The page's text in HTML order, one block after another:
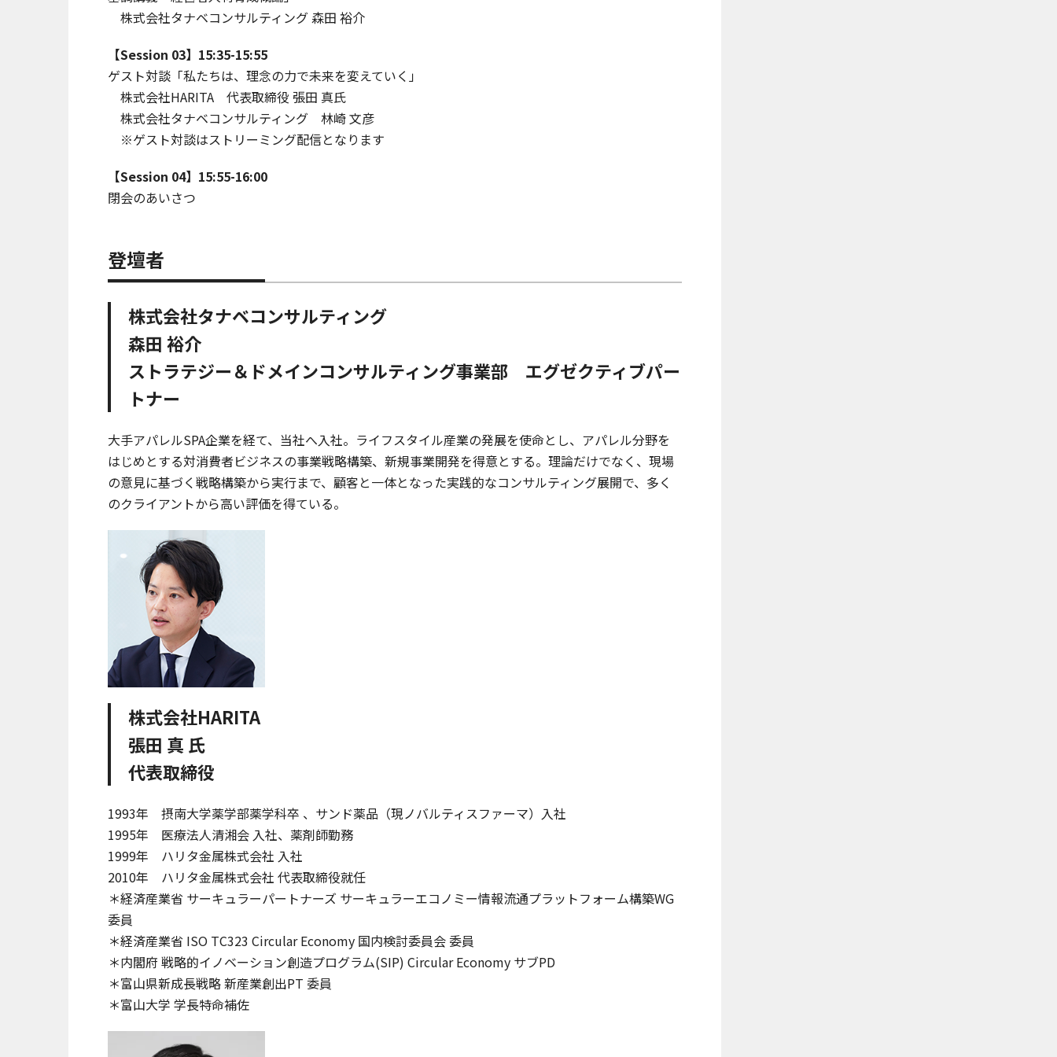
株式会社タナベコンサルティング 森田 裕介
【Session 03】15:35-15:55
ゲスト対談「私たちは、理念の力で未来を変えていく」
株式会社HARITA 代表取締役 張田 真氏
株式会社タナベコンサルティング 林崎 文彦
※ゲスト対談はストリーミング配信となります
【Session 04】15:55-16:00
閉会のあいさつ
登壇者
株式会社タナベコンサルティング
森田 裕介
ストラテジー＆ドメインコンサルティング事業部 エグゼクティブパー
トナー
大手アパレルSPA企業を経て、当社へ入社。ライフスタイル産業の発展を使命とし、アパレル分野を
はじめとする対消費者ビジネスの事業戦略構築、新規事業開発を得意とする。理論だけでなく、現場
の意見に基づく戦略構築から実行まで、顧客と一体となった実践的なコンサルティング展開で、多く
のクライアントから高い評価を得ている。
株式会社HARITA
張田 真 氏
代表取締役
1993年 摂南大学薬学部薬学科卒 、サンド薬品（現ノバルティスファーマ）入社
1995年 医療法人清湘会 入社、薬剤師勤務
1999年 ハリタ金属株式会社 入社
2010年 ハリタ金属株式会社 代表取締役就任
＊経済産業省 サーキュラーパートナーズ サーキュラーエコノミー情報流通プラットフォーム構築WG
委員
＊経済産業省 ISO TC323 Circular Economy 国内検討委員会 委員
＊内閣府 戦略的イノベーション創造プログラム(SIP) Circular Economy サブPD
＊富山県新成長戦略 新産業創出PT 委員
＊富山大学 学長特命補佐